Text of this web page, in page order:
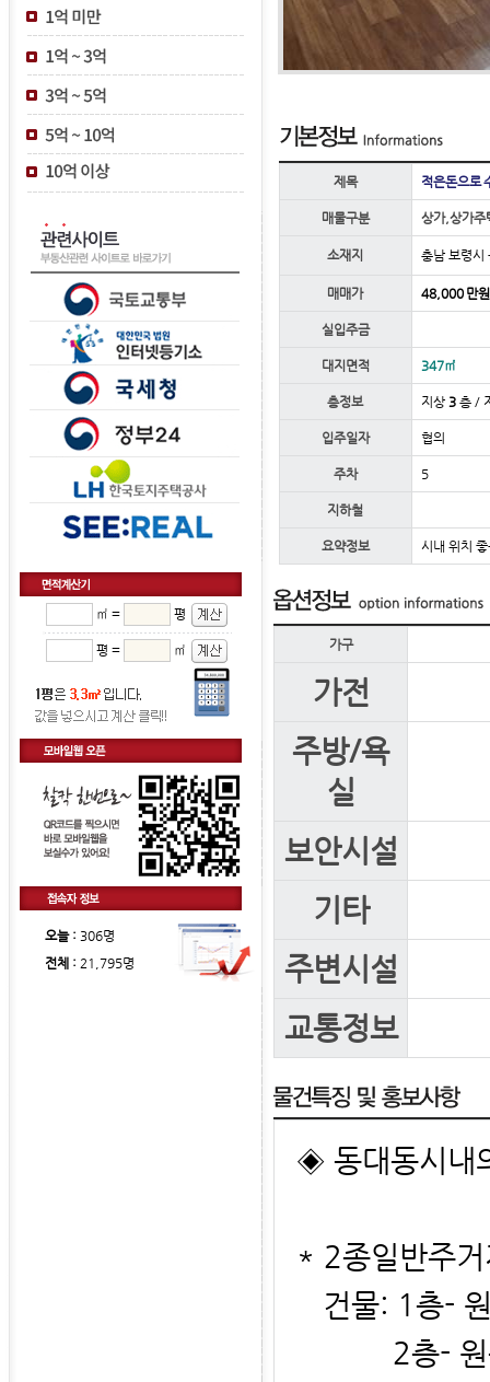
㎡ = 평
평 = ㎡
오늘 : 306명
전체 : 21,795명
제목 적은돈으로
매물구분 상가,상가주
소재지 충남 보령시
매매가 48,000 만원
실입주금
대지면적 347㎡
층정보 지상 3층 /
입주일자 협의
주차 5
지하철
요약정보 시내 위치
가구
가전
주방/욕
실
보안시설
기타
주변시설
교통정보
◈ 동대동시내
* 2종일반주
건물: 1층-
2층- 원